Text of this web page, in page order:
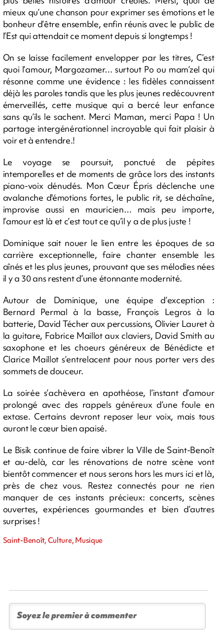
mieux qu’une chanson pour exprimer ses émotions et le
bonheur d’être ensemble, enfin réunis avec le public de
l’Est qui attendait ce moment depuis si longtemps !
On se laisse facilement envelopper par les titres, C’est
quoi l’amour, Margozamer… surtout Po ou mam’zel qui
résonne comme une évidence : les fidèles connaissent
déjà les paroles tandis que les plus jeunes redécouvrent
émerveillés, cette musique qui a bercé leur enfance
sans qu’ils le sachent. Merci Maman, merci Papa ! Un
partage intergénérationnel incroyable qui fait plaisir à
voir et à entendre.!
Le voyage se poursuit, ponctué de pépites
intemporelles et de moments de grâce lors des instants
piano-voix dénudés. Mon Cœur Épris déclenche une
avalanche d'émotions fortes, le public rit, se déchaîne,
improvise aussi en mauricien… mais peu importe,
l’amour est là et c’est tout ce qu’il y a de plus juste !
Dominique sait nouer le lien entre les époques de sa
carrière exceptionnelle, faire chanter ensemble les
aînés et les plus jeunes, prouvant que ses mélodies nées
il y a 30 ans restent d’une étonnante modernité.
Autour de Dominique, une équipe d’exception :
Bernard Permal à la basse, François Legros à la
batterie, David Técher aux percussions, Olivier Lauret à
la guitare, Fabrice Maillot aux claviers, David Smith au
saxophone et les choeurs généreux de Bénédicte et
Clarice Maillot s’entrelacent pour nous porter vers des
sommets de douceur.
La soirée s’achèvera en apothéose, l’instant d’amour
prolongé avec des rappels généreux d’une foule en
extase. Certains devront reposer leur voix, mais tous
auront le cœur bien apaisé.
Le Bisik continue de faire vibrer la Ville de Saint-Benoît
et au-delà, car les rénovations de notre scène vont
bientôt commencer et nous serons hors les murs ici et là,
près de chez vous. Restez connectés pour ne rien
manquer de ces instants précieux: concerts, scènes
ouvertes, expériences gourmandes et bien d’autres
surprises !
Saint-Benoît, Culture, Musique